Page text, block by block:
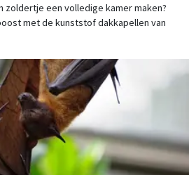
zoldertje een volledige kamer maken?
met de kunststof dakkapellen van